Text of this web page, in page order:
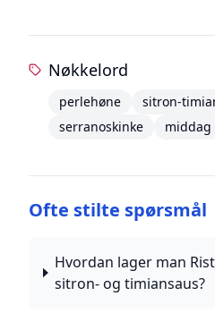
Nøkkelord
perlehøne sitron-
serranoskinke
middag
Ofte stilte spørsmål
Hvordan lager man
sitron- og timiansaus?